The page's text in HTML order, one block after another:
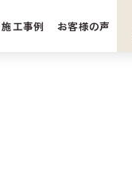
施工事例 お客様の声